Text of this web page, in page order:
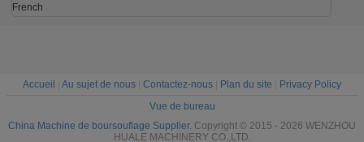
French
Accueil Au sujet de nous Contactez-nous Plan du site
Privacy Policy
Vue de bureau
China Machine de boursouflage Supplier. Copyright © 2015 - 2026 WENZHOU
HUALE MACHINERY CO.,LTD.